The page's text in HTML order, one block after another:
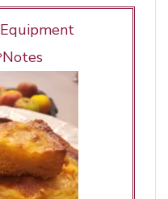
Equipment
Notes